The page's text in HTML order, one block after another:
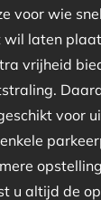
voor wie
wil laten
vrijheid
voor
u altijd de